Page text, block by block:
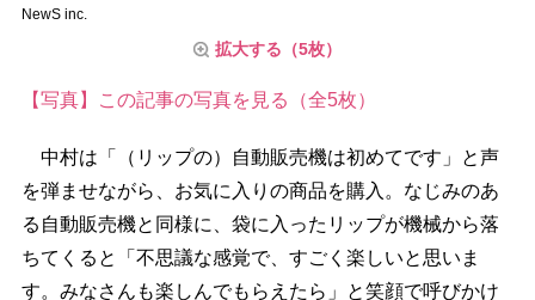
NewS inc.
拡大する（5枚）
【写真】この記事の写真を見る（全5枚）
中村は「（リップの）自動販売機は初めてです」と声
を弾ませながら、お気に入りの商品を購入。なじみのあ
る自動販売機と同様に、袋に入ったリップが機械から落
ちてくると「不思議な感覚で、すごく楽しいと思いま
す。みなさんも楽しんでもらえたら」と笑顔で呼びかけ